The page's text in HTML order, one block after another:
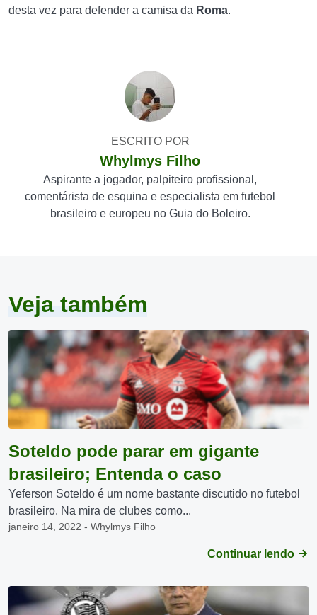
desta vez para defender a camisa da Roma.
ESCRITO POR
Whylmys Filho
Aspirante a jogador, palpiteiro profissional,
comentárista de esquina e especialista em futebol
brasileiro e europeu no Guia do Boleiro.
Veja também
Soteldo pode parar em gigante
brasileiro; Entenda o caso
Yeferson Soteldo é um nome bastante discutido no futebol
brasileiro. Na mira de clubes como...
janeiro 14, 2022 - Whylmys Filho
Continuar lendo